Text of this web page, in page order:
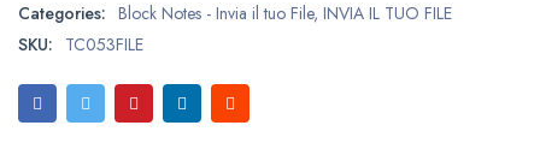
Categories: Block Notes - Invia il tuo File, INVIA IL TUO FILE
SKU: TC053FILE